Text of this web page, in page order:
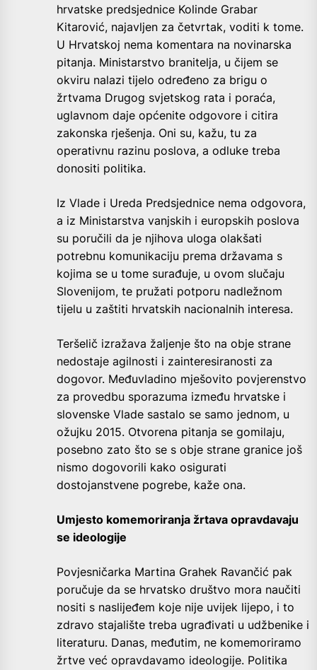
hrvatske predsjednice Kolinde Grabar
Kitarović, najavljen za četvrtak, voditi k tome.
U Hrvatskoj nema komentara na novinarska
pitanja. Ministarstvo branitelja, u čijem se
okviru nalazi tijelo određeno za brigu o
žrtvama Drugog svjetskog rata i poraća,
uglavnom daje općenite odgovore i citira
zakonska rješenja. Oni su, kažu, tu za
operativnu razinu poslova, a odluke treba
donositi politika.
Iz Vlade i Ureda Predsjednice nema odgovora,
a iz Ministarstva vanjskih i europskih poslova
su poručili da je njihova uloga olakšati
potrebnu komunikaciju prema državama s
kojima se u tome surađuje, u ovom slučaju
Slovenijom, te pružati potporu nadležnom
tijelu u zaštiti hrvatskih nacionalnih interesa.
Teršelič izražava žaljenje što na obje strane
nedostaje agilnosti i zainteresiranosti za
dogovor. Međuvladino mješovito povjerenstvo
za provedbu sporazuma između hrvatske i
slovenske Vlade sastalo se samo jednom, u
ožujku 2015. Otvorena pitanja se gomilaju,
posebno zato što se s obje strane granice još
nismo dogovorili kako osigurati
dostojanstvene pogrebe, kaže ona.
Umjesto komemoriranja žrtava opravdavaju
se ideologije
Povjesničarka Martina Grahek Ravančić pak
poručuje da se hrvatsko društvo mora naučiti
nositi s naslijeđem koje nije uvijek lijepo, i to
zdravo stajalište treba ugrađivati u udžbenike i
literaturu. Danas, međutim, ne komemoriramo
žrtve već opravdavamo ideologije. Politika